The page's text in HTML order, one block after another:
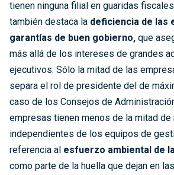
tienen ninguna filial en guaridas
también destaca la deficiencia de las
garantías de buen gobierno, que
más allá de los intereses de grandes
ejecutivos. Sólo la mitad de las
separa el rol de presidente del de
caso de los Consejos de
empresas tienen menos de la mitad de
independientes de los equipos de
referencia al esfuerzo ambiental de
como parte de la huella que dejan en